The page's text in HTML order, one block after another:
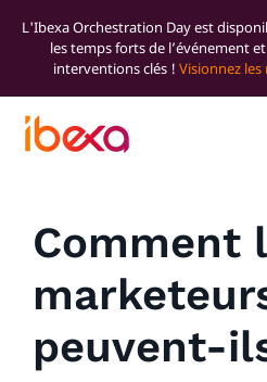
L'Ibexa Orchestration Day est
les temps forts de l’événement
interventions clés ! Visionnez
Tous les articles de blog
Comment
peuvent-